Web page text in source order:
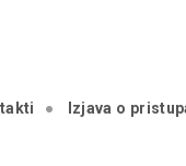
Izjava o